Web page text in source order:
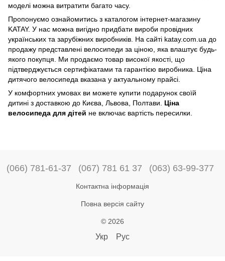
моделі можна витратити багато часу.
Пропонуємо ознайомитись з каталогом інтернет-магазину
KATAY. У нас можна вигідно придбати вироби провідних
українських та зарубіжних виробників. На сайті katay.com.ua до
продажу представлені велосипеди за ціною, яка влаштує будь-
якого покупця. Ми продаємо товар високої якості, що
підтверджується сертифікатами та гарантією виробника. Ціна
дитячого велосипеда вказана у актуальному прайсі.
У комфортних умовах ви можете купити подарунок своїй
дитині з доставкою до Києва, Львова, Полтави. Ціна
велосипеда для дітей не включає вартість пересилки.
(066) 781-61-37 (067) 781 61 37 (063) 63-99-377
Контактна інформація
Повна версія сайту
© 2026
Укр Рус